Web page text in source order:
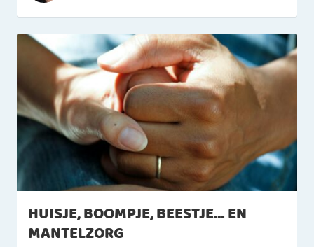
HUISJE, BOOMPJE, BEESTJE… EN
MANTELZORG